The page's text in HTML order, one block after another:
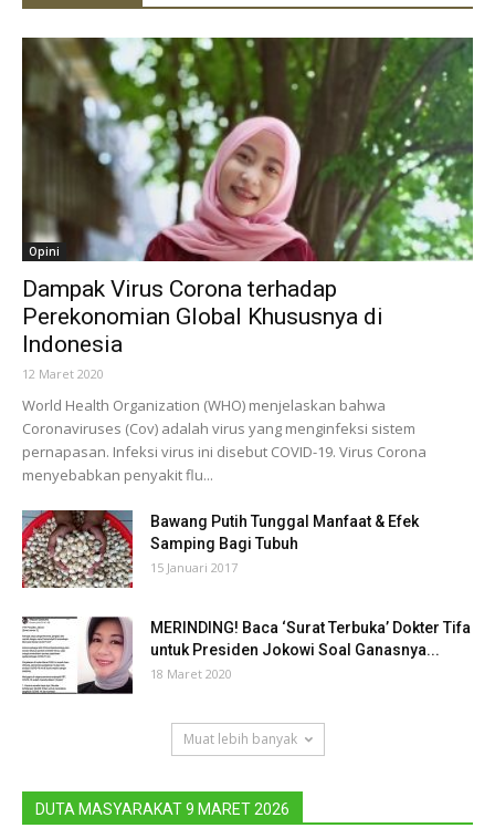
Opini
Dampak Virus Corona terhadap
Perekonomian Global Khususnya di
Indonesia
12 Maret 2020
World Health Organization (WHO) menjelaskan bahwa
Coronaviruses (Cov) adalah virus yang menginfeksi sistem
pernapasan. Infeksi virus ini disebut COVID-19. Virus Corona
menyebabkan penyakit flu...
Bawang Putih Tunggal Manfaat & Efek
Samping Bagi Tubuh
15 Januari 2017
MERINDING! Baca ‘Surat Terbuka’ Dokter Tifa
untuk Presiden Jokowi Soal Ganasnya...
18 Maret 2020
Muat lebih banyak
DUTA MASYARAKAT 9 MARET 2026